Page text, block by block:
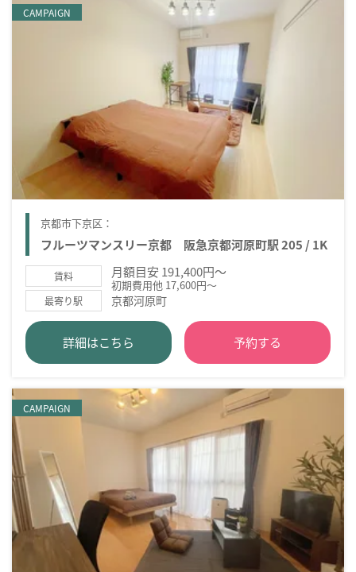
CAMPAIGN
京都市下京区：
フルーツマンスリー京都 阪急京都河原町駅 205 / 1K
賃料 月額目安 191,400円～
初期費用他 17,600円～
最寄り駅 京都河原町
詳細はこちら 予約する
CAMPAIGN